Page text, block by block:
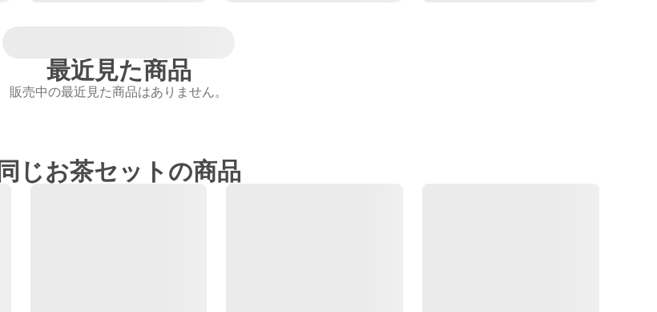
最近見た商品
販売中の最近見た商品はありません。
同じお茶セットの商品